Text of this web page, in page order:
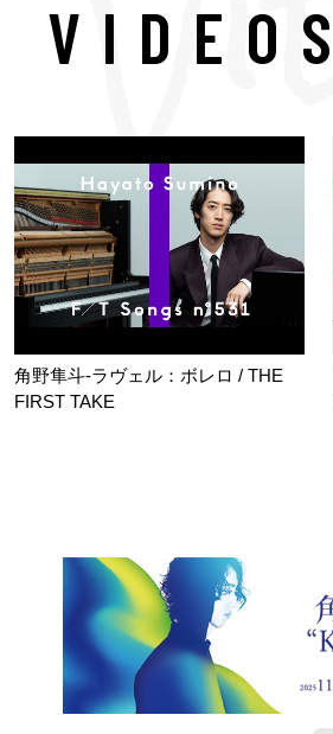
VIDEOS
角野隼斗-ラヴェル：ボレロ / THE
FIRST TAKE